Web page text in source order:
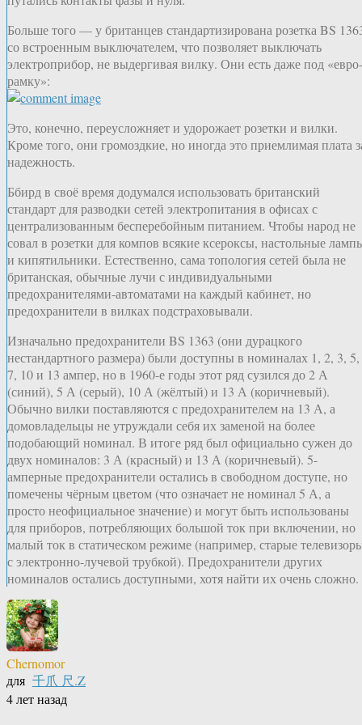
Больше того — у британцев стандартизирована розетка BS
со встроенным выключателем, что позволяет выключать
электроприбор, не выдергивая вилку. Они есть даже под «евро-
рамку»:
Это, конечно, переусложняет и удорожает розетки и вилки.
Кроме того, они громоздкие, но иногда это приемлимая плата
надежность.
Ббирд в своё время додумался использовать британский
стандарт для разводки сетей электропитания в офисах с
централизованным бесперебойным питанием. Чтобы народ не
совал в розетки для компов всякие ксероксы, настольные
и кипятильники. Естественно, сама топология сетей была не
британская, обычные лучи с индивидуальными
предохранителями-автоматами на каждый кабинет, но
предохранители в вилках подстраховывали.
Изначально предохранители BS 1363 (они дурацкого
нестандартного размера) были доступны в номиналах 1, 2, 3, 5,
7, 10 и 13 ампер, но в 1960-е годы этот ряд сузился до 2 А
(синий), 5 А (серый), 10 А (жёлтый) и 13 А (коричневый).
Обычно вилки поставляются с предохранителем на 13 А, а
домовладельцы не утруждали себя их заменой на более
подобающий номинал. В итоге ряд был официально сужен до
двух номиналов: 3 А (красный) и 13 А (коричневый). 5-
амперные предохранители остались в свободном доступе, но
помечены чёрным цветом (что означает не номинал 5 А, а
просто неофициальное значение) и могут быть использованы
для приборов, потребляющих большой ток при включении, но
малый ток в статическом режиме (например, старые
с электронно-лучевой трубкой). Предохранители других
номиналов остались доступными, хотя найти их очень сложно.
Chernomor
для 千爪 尺.Z
4 лет назад